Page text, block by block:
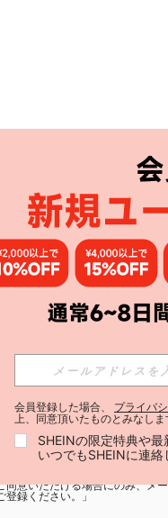
こちら：
を購読する
NEWSの購読には「
同意いただける場合にのみ、メ
登録ください。」
会員登録した場合、 プライバ
上、同意頂いたものとみなしま
SHEINの限定特典や最
いつでもSHEINに連絡